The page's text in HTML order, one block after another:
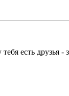
есть друзья -